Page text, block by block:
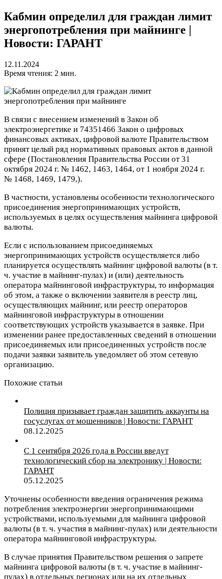
Кабмин определил для граждан лимит
энергопотребления при майнинге |
Новости: ГАРАНТ
12.11.2024
Время чтения: 2 мин.
В связи с внесением изменений в Закон об
электроэнергетике и 74351466 Закон о цифровых
финансовых активах, цифровой валюте Правительством
принят целый ряд нормативных правовых актов в данной
сфере (Постановления Правительства России от 31
октября 2024 г. № 1462, 1463, 1464, от 1 ноября 2024 г.
№ 1468, 1469, 1479,).
В частности, установлены особенности технологического
присоединения энергопринимающих устройств,
используемых в целях осуществления майнинга цифровой
валюты.
Если с использованием присоединяемых
энергопринимающих устройств осуществляется либо
планируется осуществлять майнинг цифровой валюты (в т.
ч. участие в майнинг-пулах) и (или) деятельность
оператора майнинговой инфраструктуры, то информация
об этом, а также о включении заявителя в реестр лиц,
осуществляющих майнинг, или реестр операторов
майнинговой инфраструктуры в отношении
соответствующих устройств указывается в заявке. При
изменении ранее предоставленных сведений в отношении
присоединяемых или присоединенных устройств после
подачи заявки заявитель уведомляет об этом сетевую
организацию.
Похожие статьи
Полиция призывает граждан защитить аккаунты на
госуслугах от мошенников | Новости: ГАРАНТ
08.12.2025
С 1 сентября 2026 года в России введут
технологический сбор на электронику | Новости:
ГАРАНТ
05.12.2025
Уточнены особенности введения ограничения режима
потребления электроэнергии энергопринимающими
устройствами, используемыми для майнинга цифровой
валюты (в т. ч. участия в майнинг-пулах) или деятельности
оператора майнинговой инфраструктуры.
В случае принятия Правительством решения о запрете
майнинга цифровой валюты (в т. ч. участие в майнинг-
пулах) в отдельных регионах или на их отдельных